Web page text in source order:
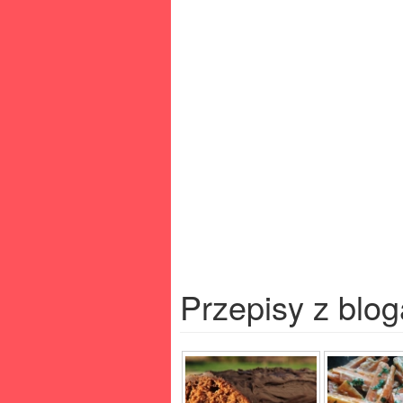
Przepisy z